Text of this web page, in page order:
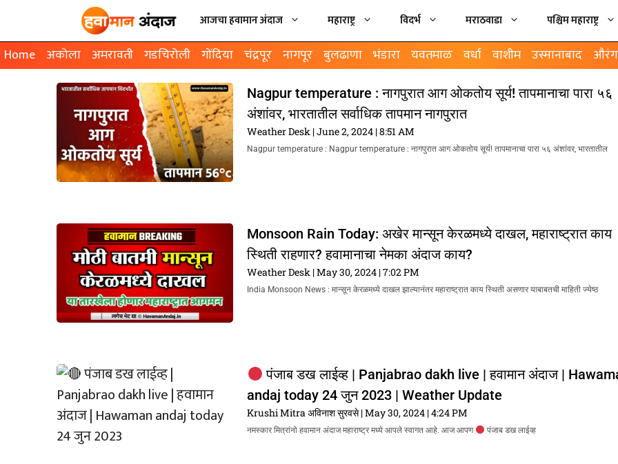
आजचा हवामान अंदाज महाराष्ट्र विदर्भ मराठवाडा पश्चिम महाराष्ट्र
Home अकोला अमरावती गडचिरोली गोंदिया चंद्रपूर नागपूर बुलढाणा भंडारा यवतमाळ वर्धा वाशीम उस्मानाबाद
Nagpur temperature : नागपुरात आग ओकतोय सूर्य! तापमानाचा पारा ५६
अंशांवर, भारतातील सर्वाधिक तापमान नागपुरात
Weather Desk June 2, 2024 8:51 AM
Nagpur temperature : Nagpur temperature : नागपुरात आग ओकतोय सूर्य! तापमानाचा पारा ५६ अंशांवर, भारतातील
Monsoon Rain Today: अखेर मान्सून केरळमध्ये दाखल, महाराष्ट्रात काय
स्थिती राहणार? हवामानाचा नेमका अंदाज काय?
Weather Desk May 30, 2024 7:02 PM
India Monsoon News : मान्सून केरळमध्ये दाखल झाल्यानंतर महाराष्ट्रात काय स्थिती असणार याबाबतची माहिती ज्येष्ठ
पंजाब डख लाईव्ह | Panjabrao dakh live | हवामान अंदाज |
andaj today 24 जुन 2023 | Weather Update
Krushi Mitra अविनाश सुरवसे May 30, 2024 4:24 PM
नमस्कार मित्रांनो हवामान अंदाज महाराष्ट्र मध्ये आपले स्वागत आहे. आज आपण पंजाब डख लाईव्ह